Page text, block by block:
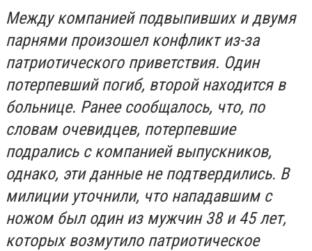
Между компанией подвыпивших и двумя
парнями произошел конфликт из-за
патриотического приветствия. Один
потерпевший погиб, второй находится в
больнице. Ранее сообщалось, что, по
словам очевидцев, потерпевшие
подрались с компанией выпускников,
однако, эти данные не подтвердились. В
милиции уточнили, что нападавшим с
ножом был один из мужчин 38 и 45 лет,
которых возмутило патриотическое